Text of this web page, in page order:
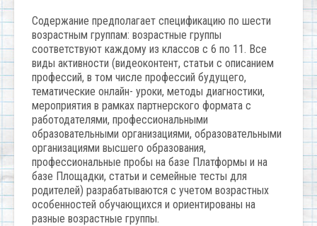
Содержание предполагает спецификацию по шести
возрастным группам: возрастные группы
соответствуют каждому из классов с 6 по 11. Все
виды активности (видеоконтент, статьи с описанием
профессий, в том числе профессий будущего,
тематические онлайн- уроки, методы диагностики,
мероприятия в рамках партнерского формата с
работодателями, профессиональными
образовательными организациями, образовательными
организациями высшего образования,
профессиональные пробы на базе Платформы и на
базе Площадки, статьи и семейные тесты для
родителей) разрабатываются с учетом возрастных
особенностей обучающихся и ориентированы на
разные возрастные группы.